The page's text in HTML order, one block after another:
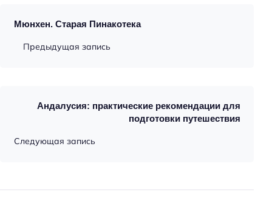
Мюнхен. Старая Пинакотека
Предыдущая запись
Андалусия: практические рекомендации для
подготовки путешествия
Следующая запись